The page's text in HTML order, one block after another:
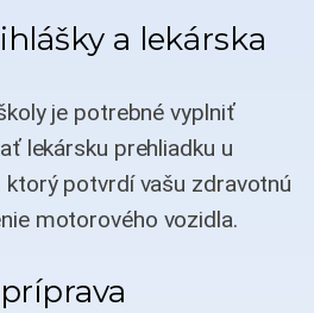
a lekárska
je potrebné vyplniť
lekársku prehliadku u
ktorý potvrdí vašu zdravotnú
motorového vozidla.